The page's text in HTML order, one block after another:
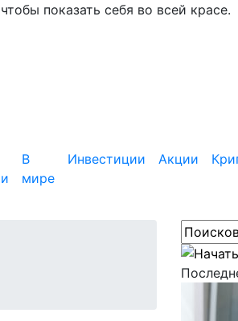
показать себя во всей красе.
В
мире
Инвестиции Акции